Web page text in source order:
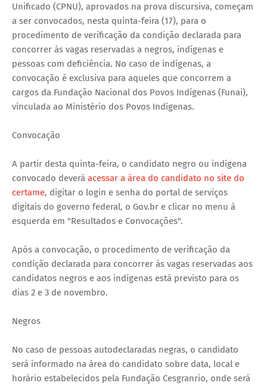
Unificado (CPNU), aprovados na prova discursiva, começam
a ser convocados, nesta quinta-feira (17), para o
procedimento de verificação da condição declarada para
concorrer às vagas reservadas a negros, indígenas e
pessoas com deficiência. No caso de indígenas, a
convocação é exclusiva para aqueles que concorrem a
cargos da Fundação Nacional dos Povos Indígenas (Funai),
vinculada ao Ministério dos Povos Indígenas.
Convocação
A partir desta quinta-feira, o candidato negro ou indígena
convocado deverá acessar a área do candidato no site do
certame, digitar o login e senha do portal de serviços
digitais do governo federal, o Gov.br e clicar no menu à
esquerda em "Resultados e Convocações".
Após a convocação, o procedimento de verificação da
condição declarada para concorrer às vagas reservadas aos
candidatos negros e aos indígenas está previsto para os
dias 2 e 3 de novembro.
Negros
No caso de pessoas autodeclaradas negras, o candidato
será informado na área do candidato sobre data, local e
horário estabelecidos pela Fundação Cesgranrio, onde será